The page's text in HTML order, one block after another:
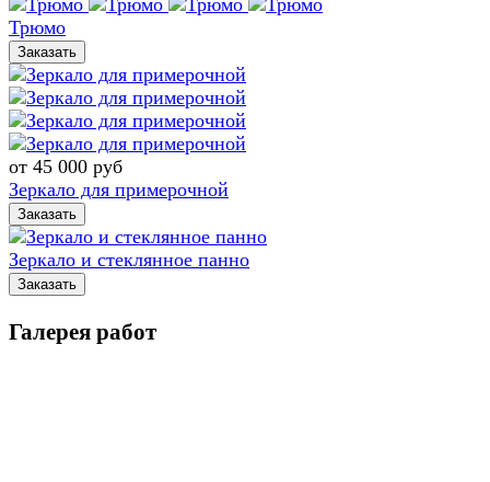
Трюмо
Заказать
от 45 000 руб
Зеркало для примерочной
Заказать
Зеркало и стеклянное панно
Заказать
Галерея работ